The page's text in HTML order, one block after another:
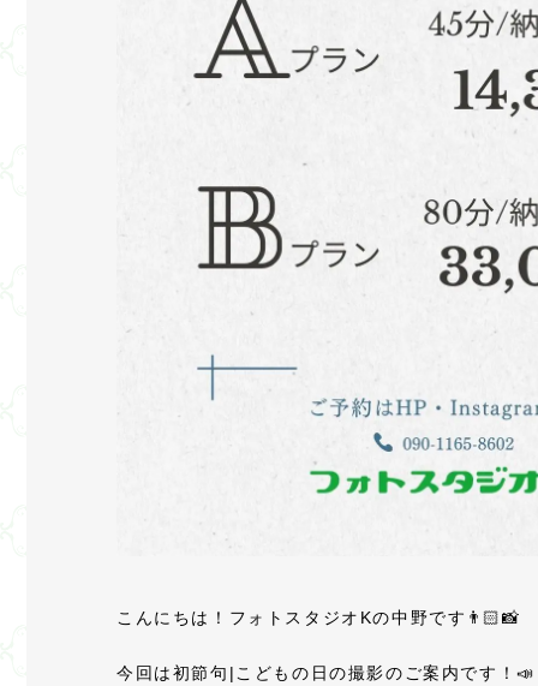
こんにちは！フォトスタジオKの中野です👨🏻📸
今回は初節句|こどもの日の撮影のご案内です！📣